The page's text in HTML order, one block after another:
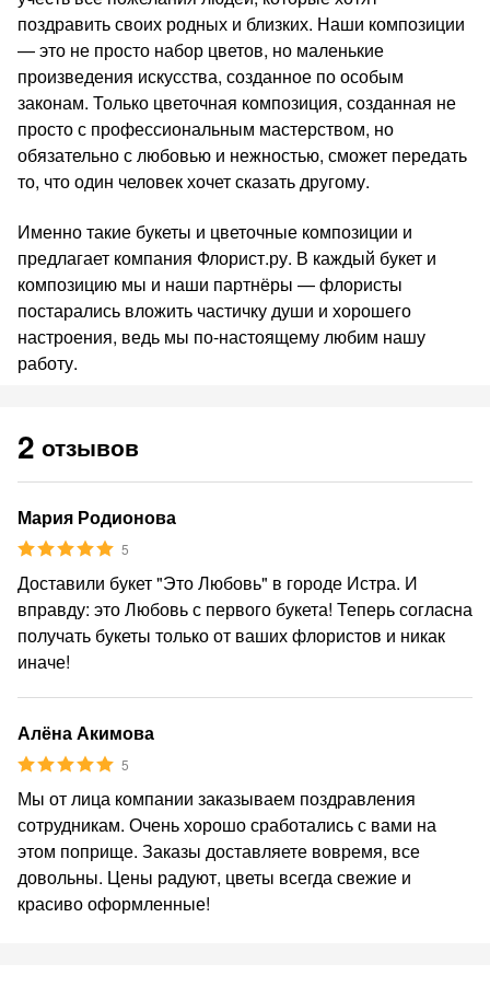
поздравить своих родных и близких. Наши композиции
— это не просто набор цветов, но маленькие
произведения искусства, созданное по особым
законам. Только цветочная композиция, созданная не
просто с профессиональным мастерством, но
обязательно с любовью и нежностью, сможет передать
то, что один человек хочет сказать другому.
Именно такие букеты и цветочные композиции и
предлагает компания Флорист.ру. В каждый букет и
композицию мы и наши партнёры — флористы
постарались вложить частичку души и хорошего
настроения, ведь мы по-настоящему любим нашу
работу.
2 отзывов
Мария Родионова
5
Доставили букет "Это Любовь" в городе Истра. И
вправду: это Любовь с первого букета! Теперь согласна
получать букеты только от ваших флористов и никак
иначе!
Алёна Акимова
5
Мы от лица компании заказываем поздравления
сотрудникам. Очень хорошо сработались с вами на
этом поприще. Заказы доставляете вовремя, все
довольны. Цены радуют, цветы всегда свежие и
красиво оформленные!